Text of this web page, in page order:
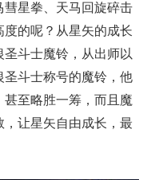
彗星拳、天马回旋碎击
的呢？从星矢的成长
斗士魔铃，从出师以
斗士称号的魔铃，他
至略胜一筹，而且魔
让星矢自由成长，最